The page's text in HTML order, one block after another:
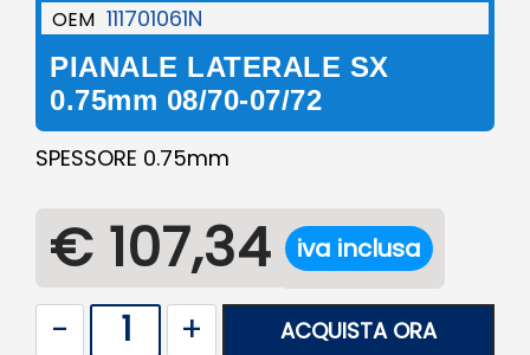
OEM 111701061N
PIANALE LATERALE SX
0.75mm 08/70-07/72
SPESSORE 0.75mm
€ 107,34 iva inclusa
Quantità
ACQUISTA ORA